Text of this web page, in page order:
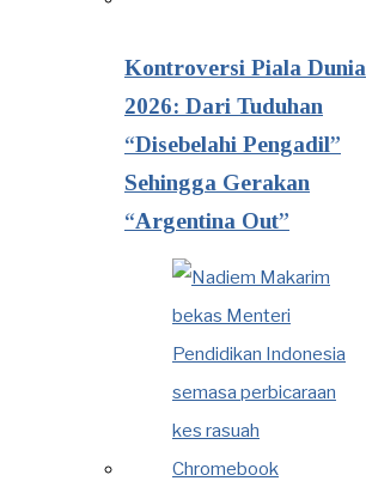
Kontroversi Piala Dunia
2026: Dari Tuduhan
“Disebelahi Pengadil”
Sehingga Gerakan
“Argentina Out”